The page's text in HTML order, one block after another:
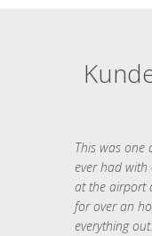
This was one
ever had
at the airport
for over an
everything